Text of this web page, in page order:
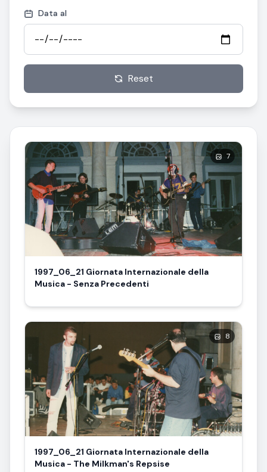
Data al
Reset
7
1997_06_21 Giornata Internazionale della
Musica - Senza Precedenti
8
1997_06_21 Giornata Internazionale della
Musica - The Milkman's Repsise